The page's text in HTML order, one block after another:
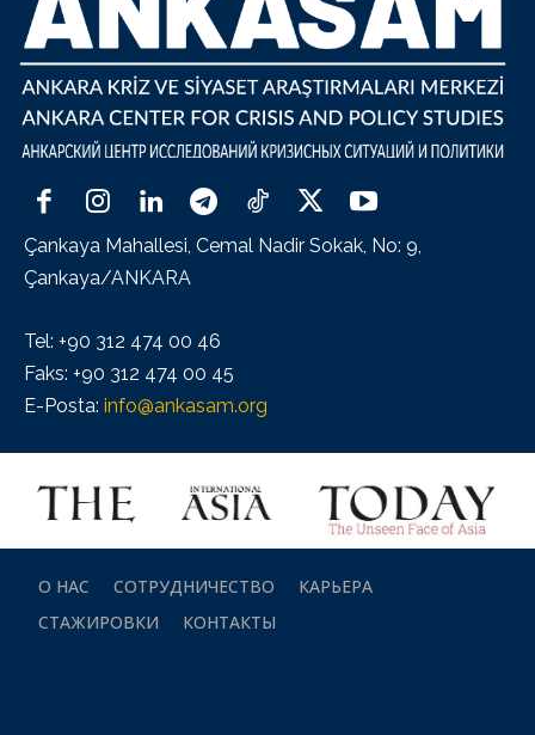
Çankaya Mahallesi, Cemal Nadir Sokak, No: 9,
Çankaya/ANKARA
Tel: +90 312 474 00 46
Faks: +90 312 474 00 45
E-Posta: info@ankasam.org
О НАС СОТРУДНИЧЕСТВО
КАРЬЕРА
СТАЖИРОВКИ
КОНТАКТЫ